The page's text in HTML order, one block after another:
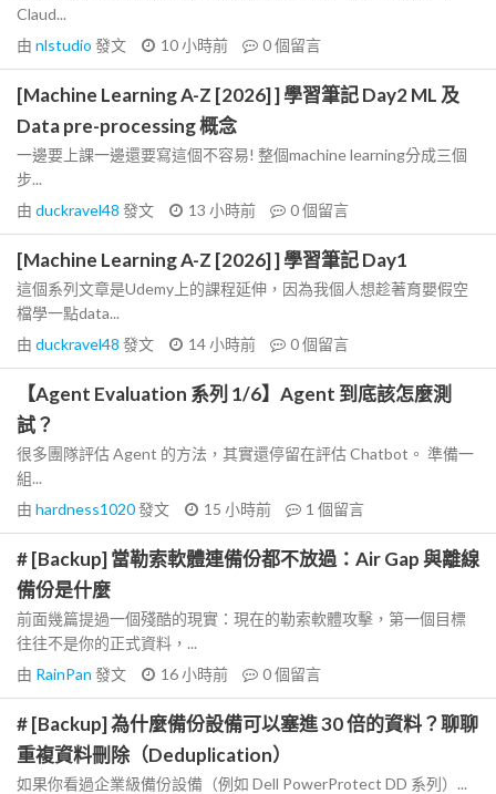
Claud...
由 nlstudio 發文 10 小時前 0個留言
[Machine Learning A-Z [2026] ] 學習筆記 Day2 ML 及
Data pre-processing 概念
一邊要上課一邊還要寫這個不容易! 整個machine learning分成三個
步...
由 duckravel48 發文 13 小時前 0個留言
[Machine Learning A-Z [2026] ] 學習筆記 Day1
這個系列文章是Udemy上的課程延伸，因為我個人想趁著育嬰假空
檔學一點data...
由 duckravel48 發文 14 小時前 0個留言
【Agent Evaluation 系列 1/6】Agent 到底該怎麼測
試？
很多團隊評估 Agent 的方法，其實還停留在評估 Chatbot。 準備一
組...
由 hardness1020發文 15 小時前 1 個留言
# [Backup] 當勒索軟體連備份都不放過：Air Gap 與離線
備份是什麼
前面幾篇提過一個殘酷的現實：現在的勒索軟體攻擊，第一個目標
往往不是你的正式資料，...
由 RainPan 發文 16 小時前 0個留言
# [Backup] 為什麼備份設備可以塞進 30 倍的資料？聊聊
重複資料刪除（Deduplication）
如果你看過企業級備份設備（例如 Dell PowerProtect DD 系列）...